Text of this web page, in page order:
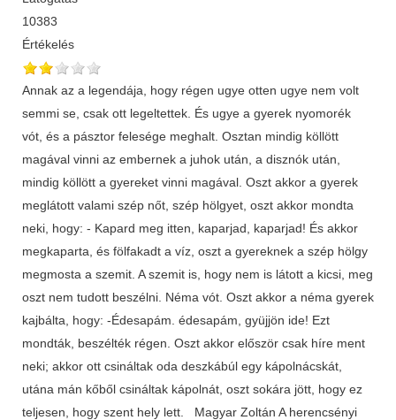
10383
Értékelés
Annak az a legendája, hogy régen ugye otten ugye nem volt
semmi se, csak ott legeltettek. És ugye a gyerek nyomorék
vót, és a pásztor felesége meghalt. Osztan mindig köllött
magával vinni az embernek a juhok után, a disznók után,
mindig köllött a gyereket vinni magával. Oszt akkor a gyerek
meglátott valami szép nőt, szép hölgyet, oszt akkor mondta
neki, hogy: - Kapard meg itten, kaparjad, kaparjad! És akkor
megkaparta, és fölfakadt a víz, oszt a gyereknek a szép hölgy
megmosta a szemit. A szemit is, hogy nem is látott a kicsi, meg
oszt nem tudott beszélni. Néma vót. Oszt akkor a néma gyerek
kajbálta, hogy: -Édesapám. édesapám, gyüjjön ide! Ezt
mondták, beszélték régen. Oszt akkor először csak híre ment
neki; akkor ott csináltak oda deszkábúl egy kápolnácskát,
utána mán kőből csináltak kápolnát, oszt sokára jött, hogy ez
teljesen, hogy szent hely lett. Magyar Zoltán A herencsényi